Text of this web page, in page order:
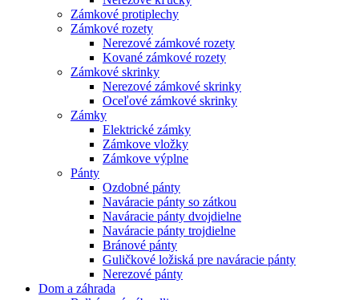
Zámkové protiplechy
Zámkové rozety
Nerezové zámkové rozety
Kované zámkové rozety
Zámkové skrinky
Nerezové zámkové skrinky
Oceľové zámkové skrinky
Zámky
Elektrické zámky
Zámkove vložky
Zámkove výplne
Pánty
Ozdobné pánty
Naváracie pánty so zátkou
Naváracie pánty dvojdielne
Naváracie pánty trojdielne
Bránové pánty
Guličkové ložiská pre naváracie pánty
Nerezové pánty
Dom a záhrada